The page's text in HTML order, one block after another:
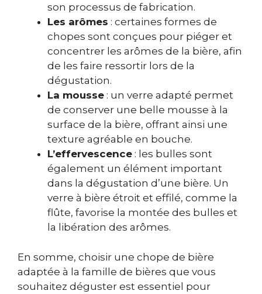
son processus de fabrication.
Les arômes : certaines formes de
chopes sont conçues pour piéger et
concentrer les arômes de la bière, afin
de les faire ressortir lors de la
dégustation.
La mousse : un verre adapté permet
de conserver une belle mousse à la
surface de la bière, offrant ainsi une
texture agréable en bouche.
L’effervescence : les bulles sont
également un élément important
dans la dégustation d’une bière. Un
verre à bière étroit et effilé, comme la
flûte, favorise la montée des bulles et
la libération des arômes.
En somme, choisir une chope de bière
adaptée à la famille de bières que vous
souhaitez déguster est essentiel pour